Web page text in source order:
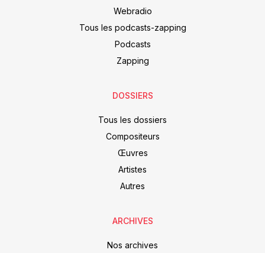
Webradio
Tous les podcasts-zapping
Podcasts
Zapping
DOSSIERS
Tous les dossiers
Compositeurs
Œuvres
Artistes
Autres
ARCHIVES
Nos archives